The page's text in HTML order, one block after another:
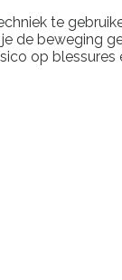
te
de beweging
op